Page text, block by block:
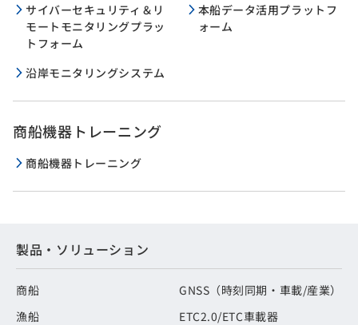
サイバーセキュリティ＆リ
モートモニタリングプラッ
トフォーム
本船データ活用プラットフ
ォーム
沿岸モニタリングシステム
商船機器トレーニング
商船機器トレーニング
製品・ソリューション
商船
漁船
GNSS（時刻同期・車載/産業）
ETC2.0/ETC車載器